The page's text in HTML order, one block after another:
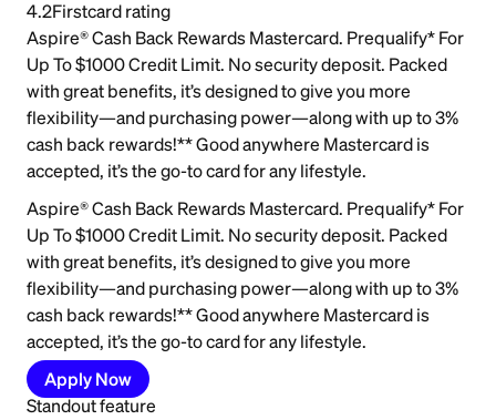
4.2Firstcard rating
Aspire® Cash Back Rewards Mastercard. Prequalify* For
Up To $1000 Credit Limit. No security deposit. Packed
with great benefits, it’s designed to give you more
flexibility—and purchasing power—along with up to 3%
cash back rewards!** Good anywhere Mastercard is
accepted, it’s the go-to card for any lifestyle.
Aspire® Cash Back Rewards Mastercard. Prequalify* For
Up To $1000 Credit Limit. No security deposit. Packed
with great benefits, it’s designed to give you more
flexibility—and purchasing power—along with up to 3%
cash back rewards!** Good anywhere Mastercard is
accepted, it’s the go-to card for any lifestyle.
Apply Now
Standout feature